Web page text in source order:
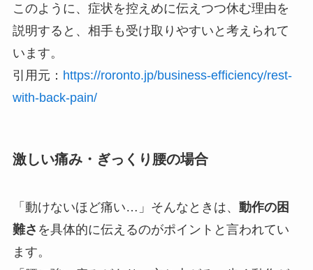
このように、症状を控えめに伝えつつ休む理由を
説明すると、相手も受け取りやすいと考えられて
います。
引用元： https://roronto.jp/business-efficiency/rest-
with-back-pain/
激しい痛み・ぎっくり腰の場合
「動けないほど痛い…」そんなときは、 動作の困
難さ を具体的に伝えるのがポイントと言われてい
ます。